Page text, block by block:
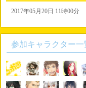
2017年05月20日 11時00分
参加キャラクター一